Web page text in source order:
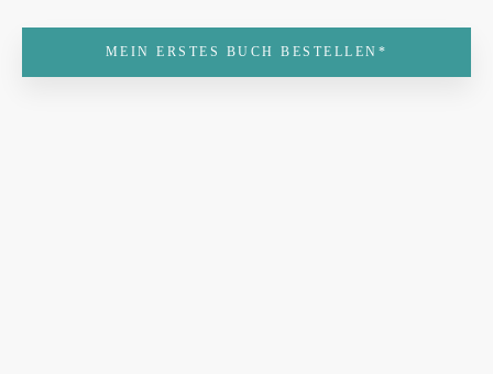
MEIN ERSTES BUCH BESTELLEN*